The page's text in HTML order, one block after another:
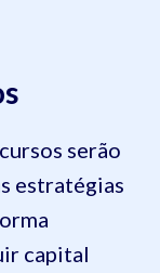
serão
estratégias
capital